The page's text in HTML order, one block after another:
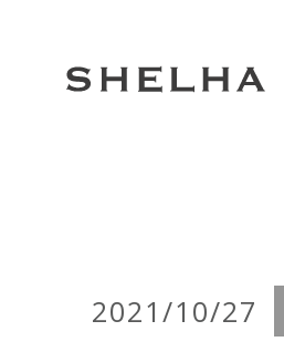
2021/10/27